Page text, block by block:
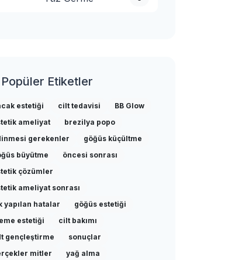
Popüler Etiketler
estetiği cilt tedavisi
BB Glow
ameliyat
brezilya popo
gerekenler
göğüs küçültme
büyütme
öncesi sonrası
çözümler
ameliyat sonrası
yapılan hatalar
göğüs estetiği
estetiği
cilt bakımı
gençleştirme
sonuçlar
mitler
yağ alma